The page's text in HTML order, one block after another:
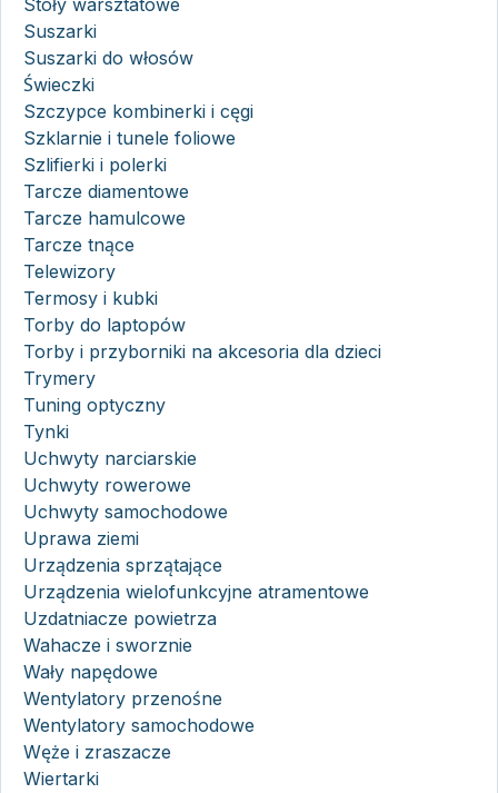
Stoły warsztatowe
Suszarki
Suszarki do włosów
Świeczki
Szczypce kombinerki i cęgi
Szklarnie i tunele foliowe
Szlifierki i polerki
Tarcze diamentowe
Tarcze hamulcowe
Tarcze tnące
Telewizory
Termosy i kubki
Torby do laptopów
Torby i przyborniki na akcesoria dla dzieci
Trymery
Tuning optyczny
Tynki
Uchwyty narciarskie
Uchwyty rowerowe
Uchwyty samochodowe
Uprawa ziemi
Urządzenia sprzątające
Urządzenia wielofunkcyjne atramentowe
Uzdatniacze powietrza
Wahacze i sworznie
Wały napędowe
Wentylatory przenośne
Wentylatory samochodowe
Węże i zraszacze
Wiertarki